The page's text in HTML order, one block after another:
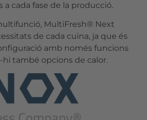
a cada fase de la producció.
MultiFresh® Next
de cada cuina, ja que és
amb només funcions
també opcions de calor.